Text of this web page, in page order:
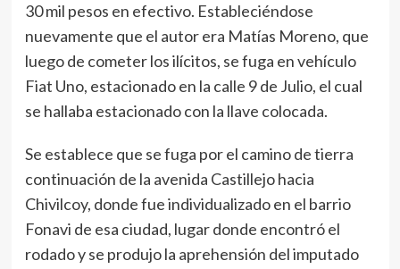
30 mil pesos en efectivo. Estableciéndose
nuevamente que el autor era Matías Moreno, que
luego de cometer los ilícitos, se fuga en vehículo
Fiat Uno, estacionado en la calle 9 de Julio, el cual
se hallaba estacionado con la llave colocada.
Se establece que se fuga por el camino de tierra
continuación de la avenida Castillejo hacia
Chivilcoy, donde fue individualizado en el barrio
Fonavi de esa ciudad, lugar donde encontró el
rodado y se produjo la aprehensión del imputado